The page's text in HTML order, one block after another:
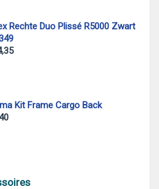
Rechte Duo Plissé R5000 Zwart
Kit Frame Cargo Back